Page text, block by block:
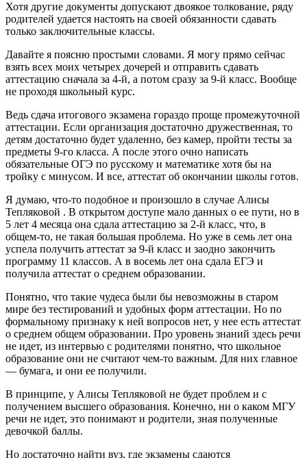
Хотя другие документы допускают двоякое толкование, ряду
родителей удается настоять на своей обязанности сдавать
только заключительные классы.
Давайте я поясню простыми словами. Я могу прямо сейчас
взять всех моих четырех дочерей и отправить сдавать
аттестацию сначала за 4-й, а потом сразу за 9-й класс. Вообще
не проходя школьный курс.
Ведь сдача итогового экзамена гораздо проще промежуточной
аттестации. Если организация достаточно дружественная, то
детям достаточно будет удаленно, без камер, пройти тесты за
предметы 9-го класса. А после этого очно написать
обязательные ОГЭ по русскому и математике хотя бы на
тройку с минусом. И все, аттестат об окончании школы готов.
Я думаю, что-то подобное и произошло в случае Алисы
Тепляковой . В открытом доступе мало данных о ее пути, но в
5 лет 4 месяца она сдала аттестацию за 2-й класс, что, в
общем-то, не такая большая проблема. Но уже в семь лет она
успела получить аттестат за 9-й класс и заодно закончить
программу 11 классов. А в восемь лет она сдала ЕГЭ и
получила аттестат о среднем образовании.
Понятно, что такие чудеса были бы невозможны в старом
мире без тестирований и удобных форм аттестации. Но по
формальному признаку к ней вопросов нет, у нее есть аттестат
о среднем общем образовании. Про уровень знаний здесь речи
не идет, из интервью с родителями понятно, что школьное
образование они не считают чем-то важным. Для них главное
— бумага, и они ее получили.
В принципе, у Алисы Тепляковой не будет проблем и с
получением высшего образования. Конечно, ни о каком МГУ
речи не идет, это понимают и родители, зная полученные
девочкой баллы.
Но достаточно найти вуз, где экзамены сдаются